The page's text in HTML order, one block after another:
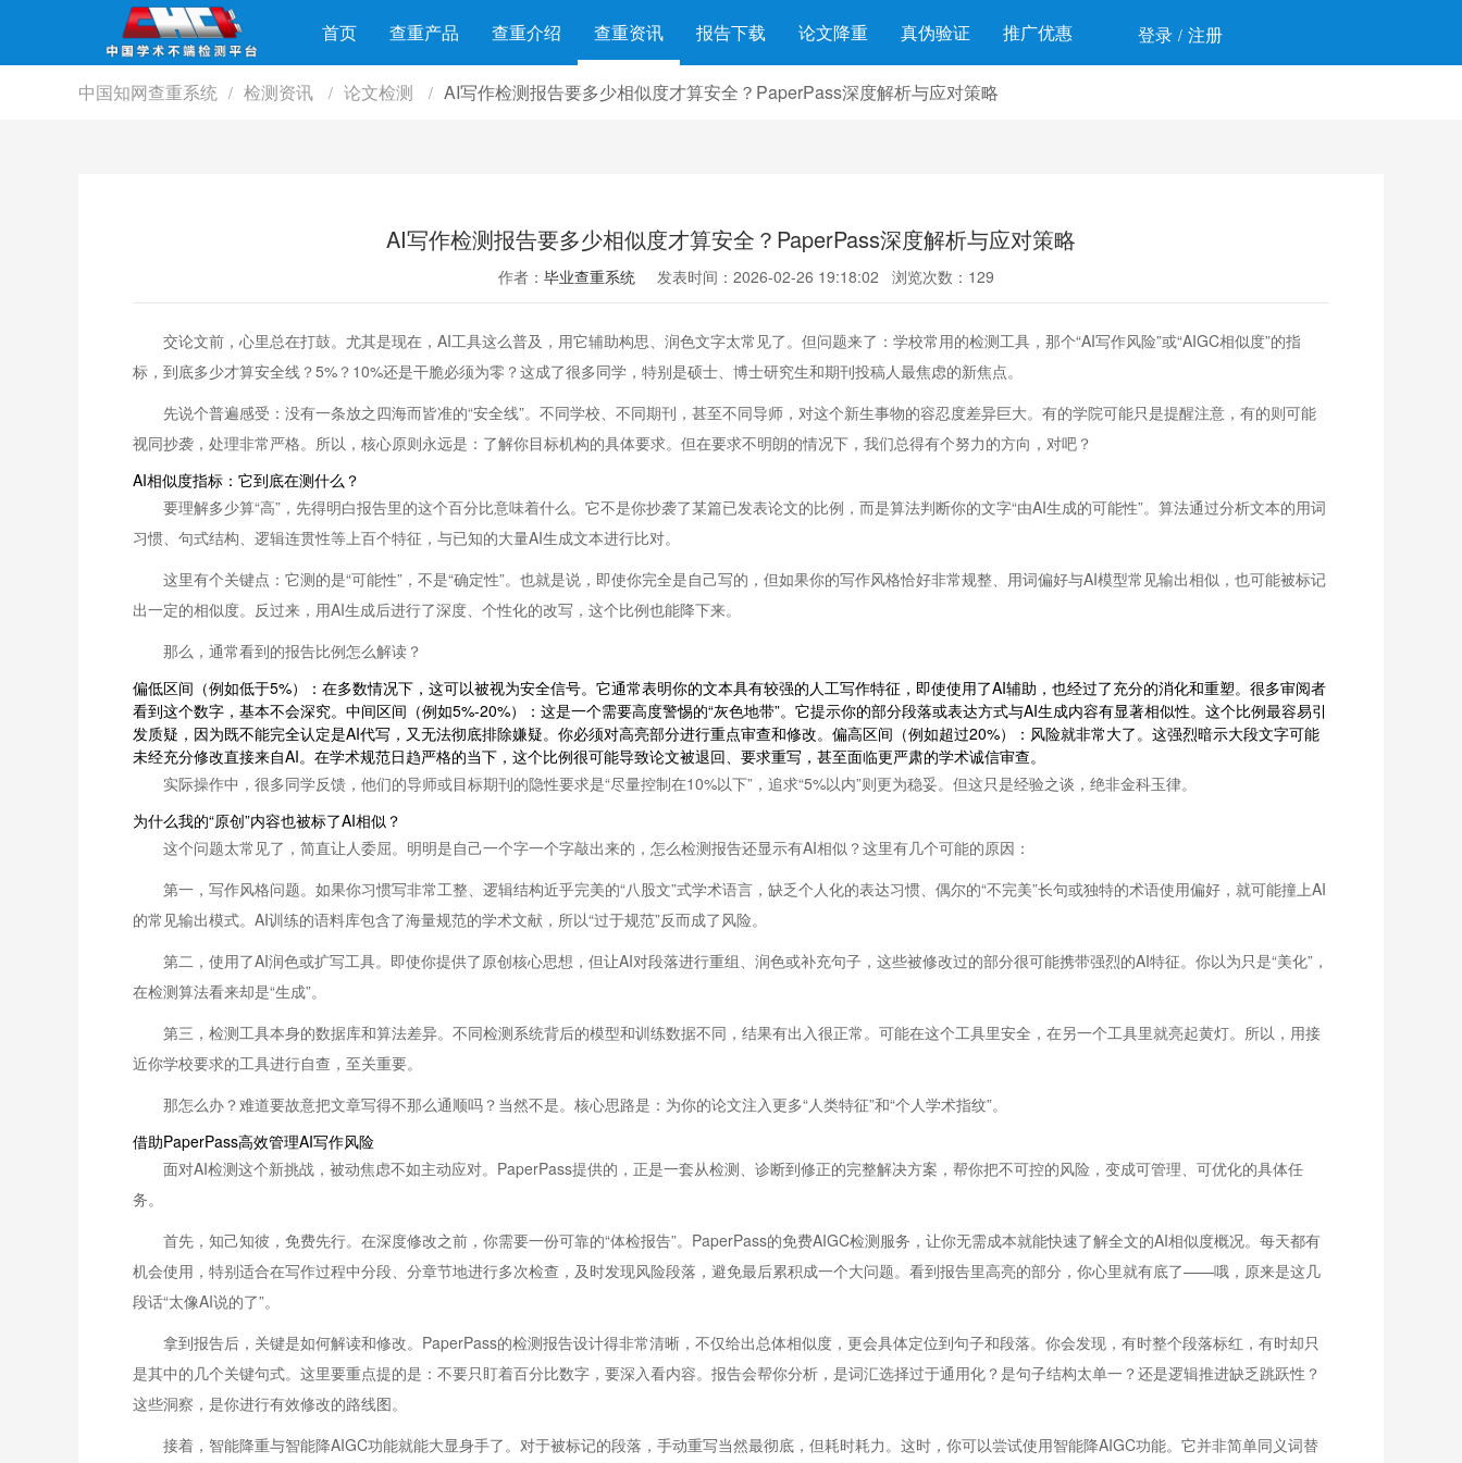
首页 查重产品 查重介绍 查重资讯 报告下载 论文降重 真伪验证 推广优惠 登录 / 注册
中国知网查重系统 / 检测资讯 / 论文检测 / AI写作检测报告要多少相似度才算安全？PaperPass深度解析与应对策略
AI写作检测报告要多少相似度才算安全？PaperPass深度解析与应对策略
作者： 毕业查重系统 发表时间：2026-02-26 19:18:02 浏览次数：129
交论文前，心里总在打鼓。尤其是现在，AI工具这么普及，用它辅助构思、润色文字太常见了。但问题来了：学校常用的检测工具，那个“AI写作风险”或“AIGC相似度”的指
标，到底多少才算安全线？5%？10%还是干脆必须为零？这成了很多同学，特别是硕士、博士研究生和期刊投稿人最焦虑的新焦点。
先说个普遍感受：没有一条放之四海而皆准的“安全线”。不同学校、不同期刊，甚至不同导师，对这个新生事物的容忍度差异巨大。有的学院可能只是提醒注意，有的则可能
视同抄袭，处理非常严格。所以，核心原则永远是：了解你目标机构的具体要求。但在要求不明朗的情况下，我们总得有个努力的方向，对吧？
AI相似度指标：它到底在测什么？
要理解多少算“高”，先得明白报告里的这个百分比意味着什么。它不是你抄袭了某篇已发表论文的比例，而是算法判断你的文字“由AI生成的可能性”。算法通过分析文本的用词
习惯、句式结构、逻辑连贯性等上百个特征，与已知的大量AI生成文本进行比对。
这里有个关键点：它测的是“可能性”，不是“确定性”。也就是说，即使你完全是自己写的，但如果你的写作风格恰好非常规整、用词偏好与AI模型常见输出相似，也可能被标记
出一定的相似度。反过来，用AI生成后进行了深度、个性化的改写，这个比例也能降下来。
那么，通常看到的报告比例怎么解读？
偏低区间（例如低于5%）：在多数情况下，这可以被视为安全信号。它通常表明你的文本具有较强的人工写作特征，即使使用了AI辅助，也经过了充分的消化和重塑。很多审阅者
看到这个数字，基本不会深究。中间区间（例如5%-20%）：这是一个需要高度警惕的“灰色地带”。它提示你的部分段落或表达方式与AI生成内容有显著相似性。这个比例最容易引
发质疑，因为既不能完全认定是AI代写，又无法彻底排除嫌疑。你必须对高亮部分进行重点审查和修改。偏高区间（例如超过20%）：风险就非常大了。这强烈暗示大段文字可能
未经充分修改直接来自AI。在学术规范日趋严格的当下，这个比例很可能导致论文被退回、要求重写，甚至面临更严肃的学术诚信审查。
实际操作中，很多同学反馈，他们的导师或目标期刊的隐性要求是“尽量控制在10%以下”，追求“5%以内”则更为稳妥。但这只是经验之谈，绝非金科玉律。
为什么我的“原创”内容也被标了AI相似？
这个问题太常见了，简直让人委屈。明明是自己一个字一个字敲出来的，怎么检测报告还显示有AI相似？这里有几个可能的原因：
第一，写作风格问题。如果你习惯写非常工整、逻辑结构近乎完美的“八股文”式学术语言，缺乏个人化的表达习惯、偶尔的“不完美”长句或独特的术语使用偏好，就可能撞上AI
的常见输出模式。AI训练的语料库包含了海量规范的学术文献，所以“过于规范”反而成了风险。
第二，使用了AI润色或扩写工具。即使你提供了原创核心思想，但让AI对段落进行重组、润色或补充句子，这些被修改过的部分很可能携带强烈的AI特征。你以为只是“美化”，
在检测算法看来却是“生成”。
第三，检测工具本身的数据库和算法差异。不同检测系统背后的模型和训练数据不同，结果有出入很正常。可能在这个工具里安全，在另一个工具里就亮起黄灯。所以，用接
近你学校要求的工具进行自查，至关重要。
那怎么办？难道要故意把文章写得不那么通顺吗？当然不是。核心思路是：为你的论文注入更多“人类特征”和“个人学术指纹”。
借助PaperPass高效管理AI写作风险
面对AI检测这个新挑战，被动焦虑不如主动应对。PaperPass提供的，正是一套从检测、诊断到修正的完整解决方案，帮你把不可控的风险，变成可管理、可优化的具体任
务。
首先，知己知彼，免费先行。在深度修改之前，你需要一份可靠的“体检报告”。PaperPass的免费AIGC检测服务，让你无需成本就能快速了解全文的AI相似度概况。每天都有
机会使用，特别适合在写作过程中分段、分章节地进行多次检查，及时发现风险段落，避免最后累积成一个大问题。看到报告里高亮的部分，你心里就有底了——哦，原来是这几
段话“太像AI说的了”。
拿到报告后，关键是如何解读和修改。PaperPass的检测报告设计得非常清晰，不仅给出总体相似度，更会具体定位到句子和段落。你会发现，有时整个段落标红，有时却只
是其中的几个关键句式。这里要重点提的是：不要只盯着百分比数字，要深入看内容。报告会帮你分析，是词汇选择过于通用化？是句子结构太单一？还是逻辑推进缺乏跳跃性？
这些洞察，是你进行有效修改的路线图。
接着，智能降重与智能降AIGC功能就能大显身手了。对于被标记的段落，手动重写当然最彻底，但耗时耗力。这时，你可以尝试使用智能降AIGC功能。它并非简单同义词替